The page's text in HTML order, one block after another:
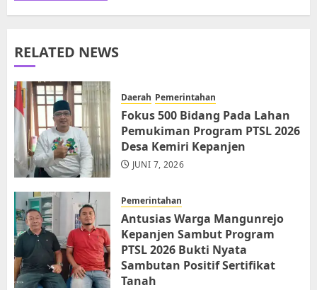
RELATED NEWS
Daerah Pemerintahan
Fokus 500 Bidang Pada Lahan
Pemukiman Program PTSL 2026
Desa Kemiri Kepanjen
JUNI 7, 2026
Pemerintahan
Antusias Warga Mangunrejo
Kepanjen Sambut Program
PTSL 2026 Bukti Nyata
Sambutan Positif Sertifikat
Tanah